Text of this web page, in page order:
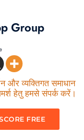
Group
और व्यक्तिगत समाधान
हेतु हमसे संपर्क करें।
FREE